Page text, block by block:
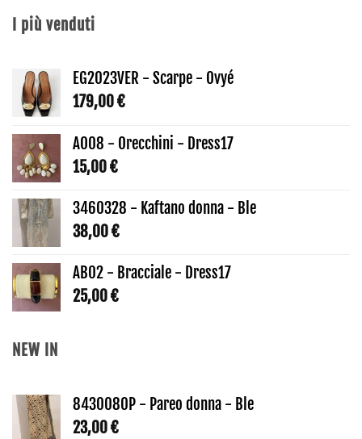
I più venduti
EG2023VER - Scarpe - Ovyé
179,00€
AO08 - Orecchini - Dress17
15,00€
3460328 - Kaftano donna - Ble
38,00€
AB02 - Bracciale - Dress17
25,00€
NEW IN
8430080P - Pareo donna - Ble
23,00€